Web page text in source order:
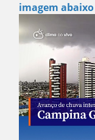
imagem